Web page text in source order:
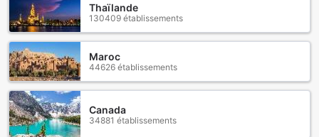
Thaïlande
130409 établissements
Maroc
44626 établissements
Canada
34881 établissements